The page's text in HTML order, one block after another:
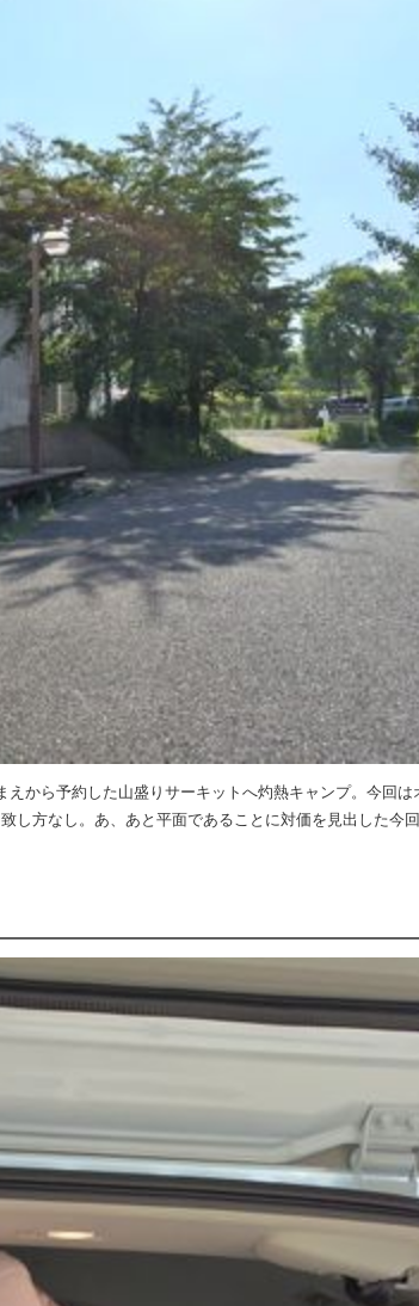
から予約した山盛りサーキットへ灼熱キャンプ。今回
し方なし。あ、あと平面であることに対価を見出した今